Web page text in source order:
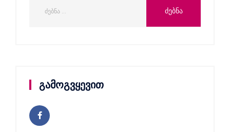
გამოგვყევით